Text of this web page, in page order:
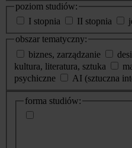
poziom studiów:
I stopnia
II stopnia
obszar tematyczny:
biznes, zarządzanie
kultura, literatura, sztuka
psychiczne
AI (sztuczna
dodatkowe
informacje
forma studiów: